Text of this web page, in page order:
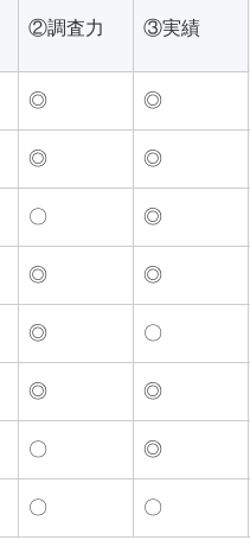
②調査力 ③実績
◎ ◎
◎ ◎
〇 ◎
◎ ◎
◎ 〇
◎ ◎
〇 ◎
〇 〇